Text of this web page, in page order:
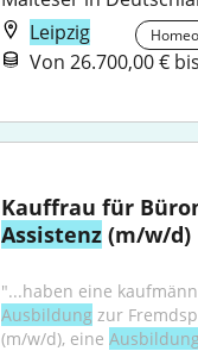
Leipzig
Von 26.700,00 €
Assistenz (m/w/d)
"...haben eine
Ausbildung zur
(m/w/d), eine Ausbildung